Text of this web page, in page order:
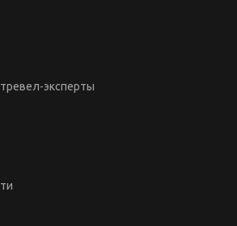
эксперты